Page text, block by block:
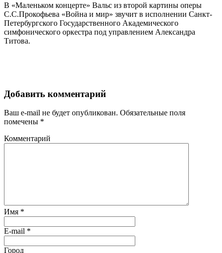
В «Маленьком концерте» Вальс из второй картины оперы
С.С.Прокофьева «Война и мир» звучит в исполнении Санкт-
Петербургского Государственного Академического
симфонического оркестра под управлением Александра
Титова.
Добавить комментарий
Ваш e-mail не будет опубликован. Обязательные поля
помечены *
Комментарий
Имя *
E-mail *
Город